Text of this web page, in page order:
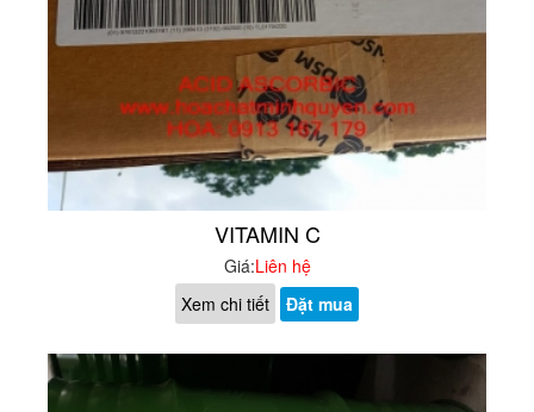
VITAMIN C
Giá:Liên hệ
Xem chi tiết
Đặt mua